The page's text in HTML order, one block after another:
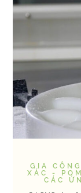
GIA
XÁC -
CÁC